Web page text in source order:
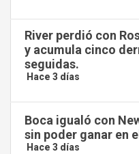
River perdió con
y acumula cinco
seguidas.
Hace 3 días
Boca igualó con
sin poder ganar en
Hace 3 días